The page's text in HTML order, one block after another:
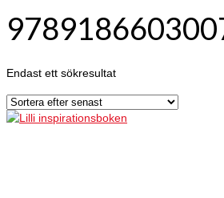
Endast ett sökresultat